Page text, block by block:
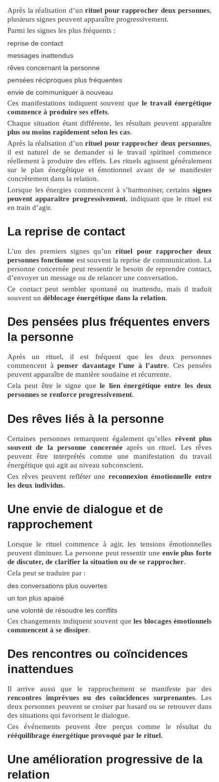
Après la réalisation d’un rituel pour rapprocher deux personnes,
plusieurs signes peuvent apparaître progressivement.
Parmi les signes les plus fréquents :
reprise de contact
messages inattendus
rêves concernant la personne
pensées réciproques plus fréquentes
envie de communiquer à nouveau
Ces manifestations indiquent souvent que le travail énergétique
commence à produire ses effets.
Chaque situation étant différente, les résultats peuvent apparaître
plus ou moins rapidement selon les cas.
Après la réalisation d’un rituel pour rapprocher deux personnes,
il est naturel de se demander si le travail spirituel commence
réellement à produire des effets. Les rituels agissent généralement
sur le plan énergétique et émotionnel avant de se manifester
concrètement dans la relation.
Lorsque les énergies commencent à s’harmoniser, certains signes
peuvent apparaître progressivement, indiquant que le rituel est
en train d’agir.
La reprise de contact
L’un des premiers signes qu’unrituel pour rapprocher deux
personnes fonctionne est souvent la reprise de communication. La
personne concernée peut ressentir le besoin de reprendre contact,
d’envoyer un message ou de relancer une conversation.
Ce contact peut sembler spontané ou inattendu, mais il traduit
souvent un déblocage énergétique dans la relation.
Des pensées plus fréquentes envers
la personne
Après un rituel, il est fréquent que les deux personnes
commencent à penser davantage l’une à l’autre. Ces pensées
peuvent apparaître de manière soudaine et récurrente.
Cela peut être le signe quele lien énergétique entre les deux
personnes se renforce progressivement.
Des rêves liés à la personne
Certaines personnes remarquent également qu’elles rêvent plus
souvent de la personne concernéeaprès un rituel. Les rêves
peuvent être interprétés comme une manifestation du travail
énergétique qui agit au niveau subconscient.
Ces rêves peuvent refléter unereconnexion émotionnelle entre
les deux individus.
Une envie de dialogue et de
rapprochement
Lorsque le rituel commence à agir, les tensions émotionnelles
peuvent diminuer. La personne peut ressentir une envie plus forte
de discuter, de clarifier la situation ou de se rapprocher.
Cela peut se traduire par :
des conversations plus ouvertes
un ton plus apaisé
une volonté de résoudre les conflits
Ces changements indiquent souvent queles blocages émotionnels
commencent à se dissiper.
Des rencontres ou coïncidences
inattendues
Il arrive aussi que le rapprochement se manifeste par des
rencontres imprévues ou des coïncidences surprenantes. Les
deux personnes peuvent se croiser par hasard ou se retrouver dans
des situations qui favorisent le dialogue.
Ces événements peuvent être perçus comme le résultat du
rééquilibrage énergétique provoqué par le rituel.
Une amélioration progressive de la
relation